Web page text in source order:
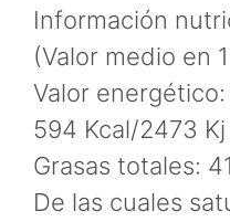
Información
(Valor medio en
Valor energético:
594 Kcal/2473 Kj
Grasas totales:
De las cuales